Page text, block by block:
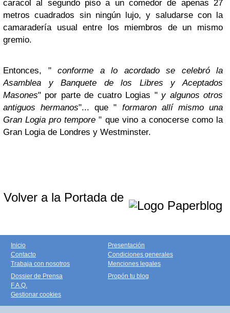
caracol al segundo piso a un comedor de apenas 27
metros cuadrados sin ningún lujo, y saludarse con la
camaradería usual entre los miembros de un mismo
gremio.
Entonces, " conforme a lo acordado se celebró la
Asamblea y Banquete de los Libres y Aceptados
Masones" por parte de cuatro Logias " y algunos otros
antiguos hermanos"... que " formaron allí mismo una
Gran Logia pro tempore " que vino a conocerse como la
Gran Logia de Londres y Westminster.
Volver a la Portada de
Inicio
Contacto
Trabaja con nosotros
Presentación
Condiciones generales
Menciones legales
Dossier de Prensa
F.A.Q.
Gestionar cookies
Propón tu blog